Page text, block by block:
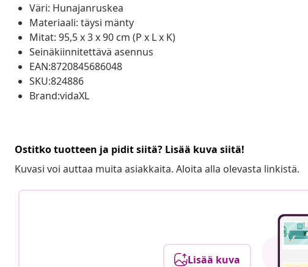
Väri: Hunajanruskea
Materiaali: täysi mänty
Mitat: 95,5 x 3 x 90 cm (P x L x K)
Seinäkiinnitettävä asennus
EAN:8720845686048
SKU:824886
Brand:vidaXL
Ostitko tuotteen ja pidit siitä? Lisää kuva siitä!
Kuvasi voi auttaa muita asiakkaita. Aloita alla olevasta linkistä.
Lisää kuva